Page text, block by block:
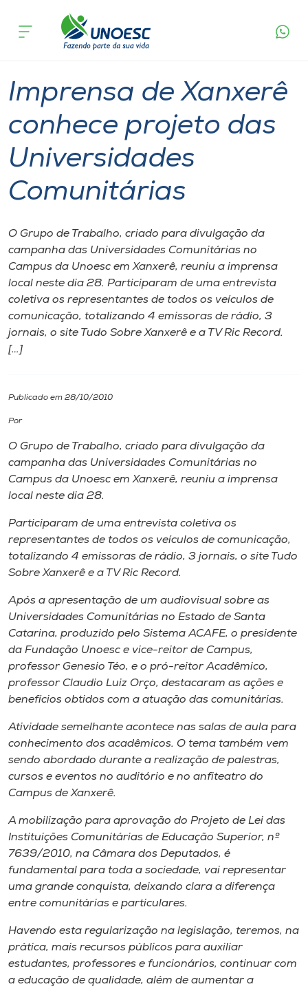
Cursos
Atendimento ao Estudante
Portal de Ensino
A
Unoesc
Internacionalização
I.nova
Cultura
CPA
Biblioteca
Editora
Museu
Unoesc
Store
Selecione
o idioma
A+
A-
acontece
Imprensa de Xanxerê
conhece projeto das
Universidades
Comunitárias
O Grupo de Trabalho, criado para divulgação da
campanha das Universidades Comunitárias no
Campus da Unoesc em Xanxerê, reuniu a imprensa
local neste dia 28. Participaram de uma entrevista
coletiva os representantes de todos os veículos de
comunicação, totalizando 4 emissoras de rádio, 3
jornais, o site Tudo Sobre Xanxerê e a TV Ric Record.
[…]
Publicado em 28/10/2010
Por
O Grupo de Trabalho, criado para divulgação da
campanha das Universidades Comunitárias no
Campus da Unoesc em Xanxerê, reuniu a imprensa
local neste dia 28.
Participaram de uma entrevista coletiva os
representantes de todos os veículos de comunicação,
totalizando 4 emissoras de rádio, 3 jornais, o site Tudo
Sobre Xanxerê e a TV Ric Record.
Após a apresentação de um audiovisual sobre as
Universidades Comunitárias no Estado de Santa
Catarina, produzido pelo Sistema ACAFE, o presidente
da Fundação Unoesc e vice-reitor de Campus,
professor Genesio Téo, e o pró-reitor Acadêmico,
professor Claudio Luiz Orço, destacaram as ações e
benefícios obtidos com a atuação das comunitárias.
Atividade semelhante acontece nas salas de aula para
conhecimento dos acadêmicos. O tema também vem
sendo abordado durante a realização de palestras,
cursos e eventos no auditório e no anfiteatro do
Campus de Xanxerê.
A mobilização para aprovação do Projeto de Lei das
Instituições Comunitárias de Educação Superior, nº
7639/2010, na Câmara dos Deputados, é
fundamental para toda a sociedade, vai representar
uma grande conquista, deixando clara a diferença
entre comunitárias e particulares.
Havendo esta regularização na legislação, teremos, na
prática, mais recursos públicos para auxiliar
estudantes, professores e funcionários, continuar com
a educação de qualidade, além de aumentar a